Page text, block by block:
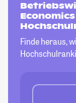
Economics
Finde heraus,